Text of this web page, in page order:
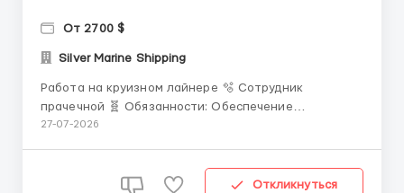
От 2700 $
Silver Marine Shipping
Работа на круизном лайнере 🫧 Сотрудник
прачечной 🧬 Обязанности: Обеспечение
качественной стирки, глажения белья для
отдыхающих. Подготовка и выдача белья согласно
27-07-2026
Откликнуться